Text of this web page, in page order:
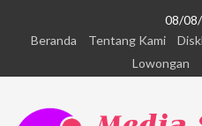
08/
Beranda
Tentang Kami
Lowongan